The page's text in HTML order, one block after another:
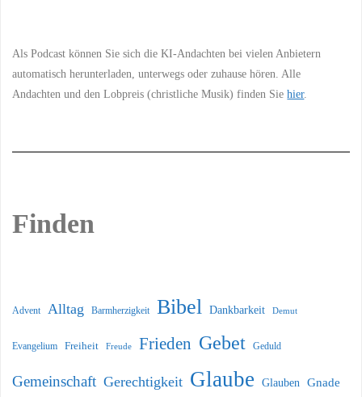
Als Podcast können Sie sich die KI-Andachten bei vielen Anbietern
automatisch herunterladen, unterwegs oder zuhause hören. Alle
Andachten und den Lobpreis (christliche Musik) finden Siehier.
Finden
Advent Alltag Barmherzigkeit Bibel Dankbarkeit Demut
Evangelium Freiheit Freude Frieden Gebet Geduld
Gemeinschaft Gerechtigkeit Glaube Glauben Gnade